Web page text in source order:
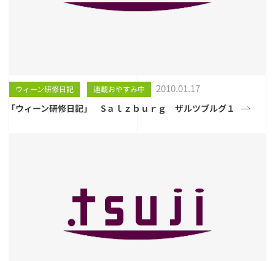
ウィーン研修日記 連載おやすみ中 2010.01.17
「ウィーン研修日記」 Sａｌｚｂｕｒｇ ザルツブルグ１